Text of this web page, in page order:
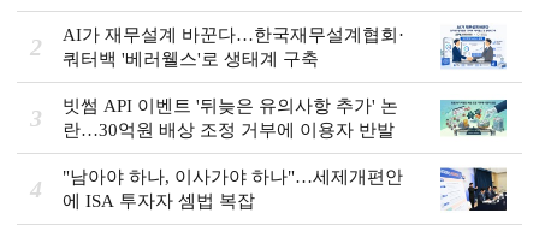
2
AI가 재무설계 바꾼다…한국재무설계협회·
쿼터백 '베러웰스'로 생태계 구축
3
빗썸 API 이벤트 '뒤늦은 유의사항 추가' 논
란…30억원 배상 조정 거부에 이용자 반발
4
"남아야 하나, 이사가야 하나"…세제개편안
에 ISA 투자자 셈법 복잡